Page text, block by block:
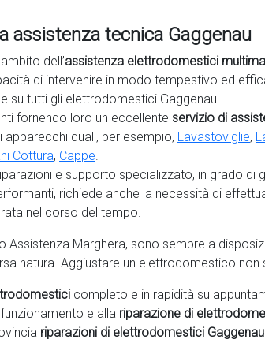
assistenza tecnica Gaggenau
dell’assistenza elettrodomestici
di intervenire in modo tempestivo ed
su tutti gli elettrodomestici Gaggenau .
fornendo loro un eccellente servizio di
quali, per esempio, Lavastoviglie,
Cottura, Cappe.
e supporto specializzato, in grado di
richiede anche la necessità di
nel corso del tempo.
Assistenza Marghera, sono sempre a
natura. Aggiustare un elettrodomestico
completo e in rapidità su
e alla riparazione di
riparazioni di elettrodomestici Gaggenau